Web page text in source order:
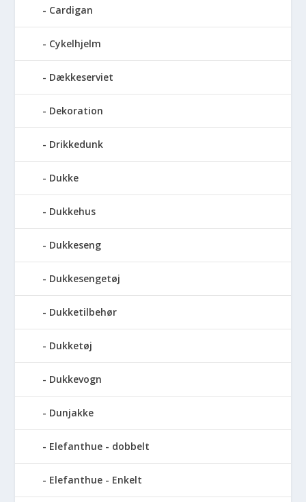
Cardigan
Cykelhjelm
Dækkeserviet
Dekoration
Drikkedunk
Dukke
Dukkehus
Dukkeseng
Dukkesengetøj
Dukketilbehør
Dukketøj
Dukkevogn
Dunjakke
Elefanthue - dobbelt
Elefanthue - Enkelt